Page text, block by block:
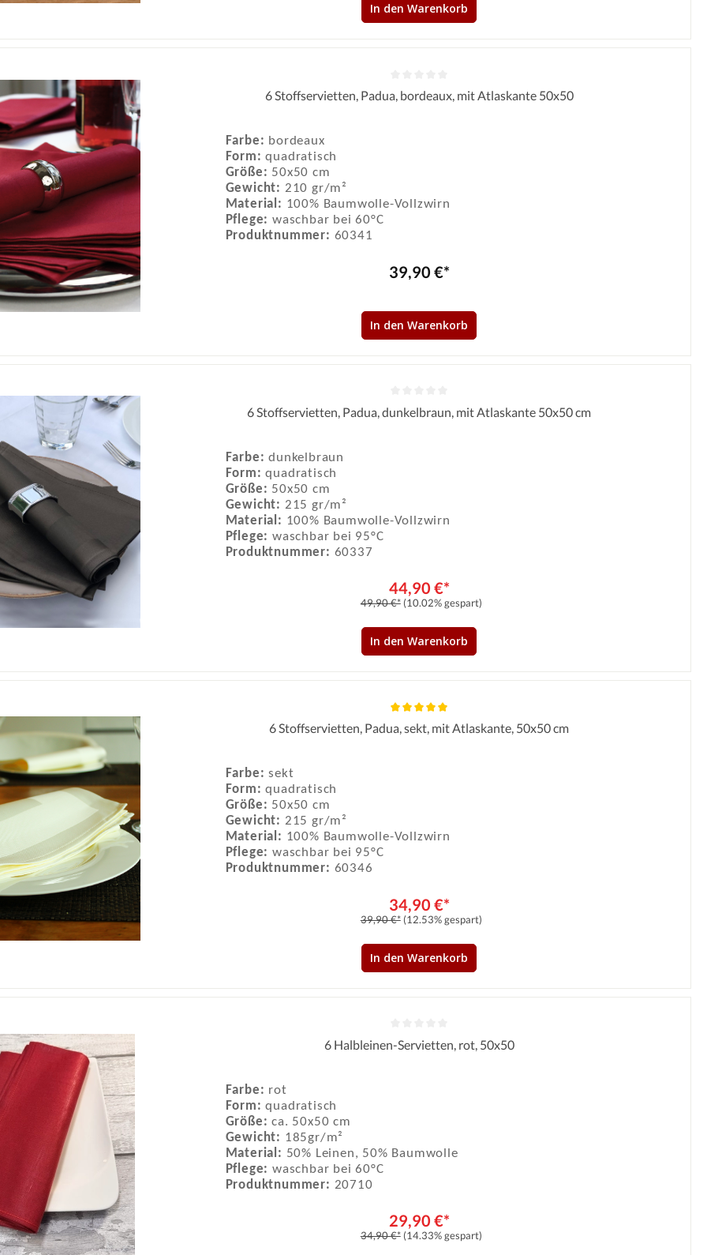
In den Warenkorb
Durchschnittliche Bewertung von 0 von 5 Sternen
6 Stoffservietten, Padua, bordeaux, mit Atlaskante 50x50
Farbe: bordeaux
Form:quadratisch
Größe: 50x50 cm
Gewicht: 210 gr/m²
Material: 100% Baumwolle-Vollzwirn
Pflege: waschbar bei 60°C
Produktnummer: 60341
39,90 €*
In den Warenkorb
Durchschnittliche Bewertung von 0 von 5 Sternen
6 Stoffservietten, Padua, dunkelbraun, mit Atlaskante 50x50 cm
Farbe:dunkelbraun
Form:quadratisch
Größe: 50x50 cm
Gewicht: 215 gr/m²
Material: 100% Baumwolle-Vollzwirn
Pflege: waschbar bei 95°C
Produktnummer: 60337
44,90 €*
49,90 €* (10.02% gespart)
In den Warenkorb
Durchschnittliche Bewertung von 5 von 5 Sternen
6 Stoffservietten, Padua, sekt, mit Atlaskante, 50x50 cm
Farbe:sekt
Form:quadratisch
Größe: 50x50 cm
Gewicht: 215 gr/m²
Material: 100% Baumwolle-Vollzwirn
Pflege: waschbar bei 95°C
Produktnummer: 60346
34,90 €*
39,90 €* (12.53% gespart)
In den Warenkorb
Durchschnittliche Bewertung von 0 von 5 Sternen
6 Halbleinen-Servietten, rot, 50x50
Farbe: rot
Form:quadratisch
Größe:ca. 50x50 cm
Gewicht: 185gr/m²
Material: 50% Leinen, 50% Baumwolle
Pflege: waschbar bei 60°C
Produktnummer: 20710
29,90 €*
34,90 €* (14.33% gespart)